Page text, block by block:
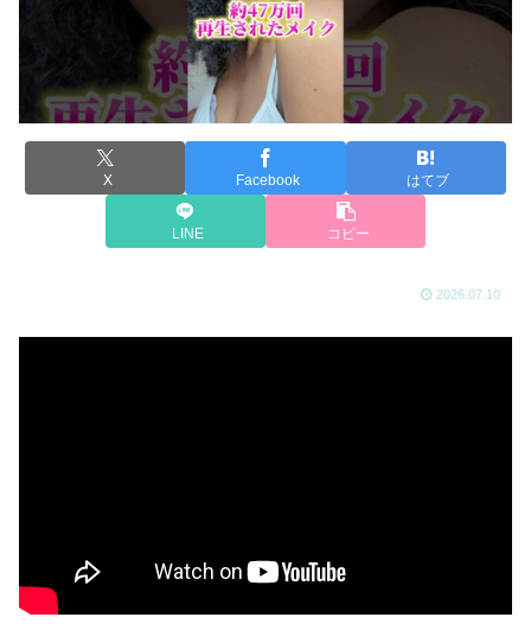
X Facebook はてブ
LINE コピー
2026.07.10